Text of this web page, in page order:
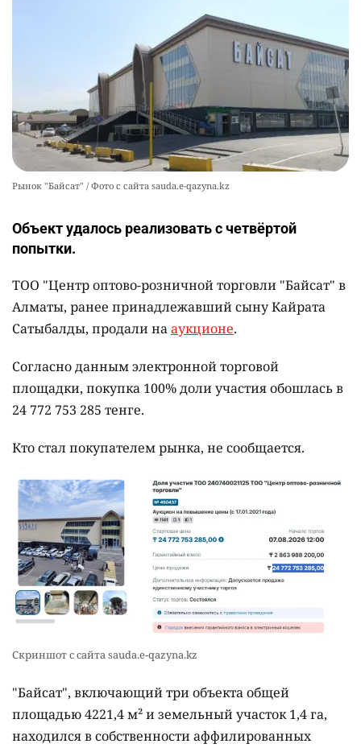
Рынок "Байсат" / Фото с сайта sauda.e-qazyna.kz
Объект удалось реализовать с четвёртой
попытки.
ТОО "Центр оптово-розничной торговли "Байсат" в
Алматы, ранее принадлежавший сыну Кайрата
Сатыбалды, продали нааукционе.
Согласно данным электронной торговой
площадки, покупка 100% доли участия обошлась в
24 772 753 285 тенге.
Кто стал покупателем рынка, не сообщается.
Скриншот с сайта sauda.e-qazyna.kz
"Байсат", включающий три объекта общей
площадью 4221,4 м² и земельный участок 1,4 га,
находился в собственности аффилированных